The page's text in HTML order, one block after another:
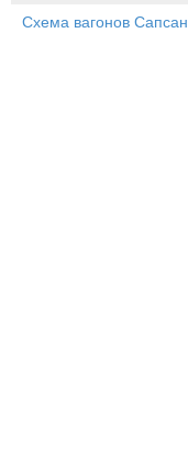
Схема вагонов Сапсан